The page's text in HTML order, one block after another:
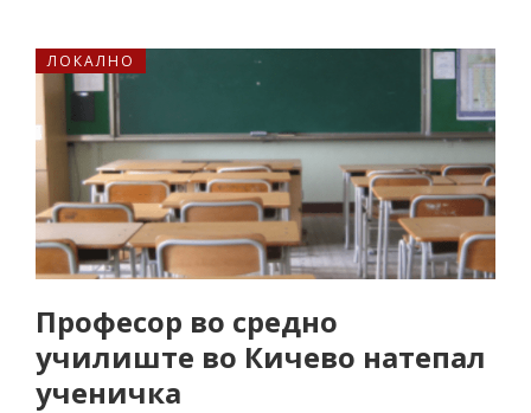
ЛОКАЛНО
Професор во средно
училиште во Кичево натепал
ученичка